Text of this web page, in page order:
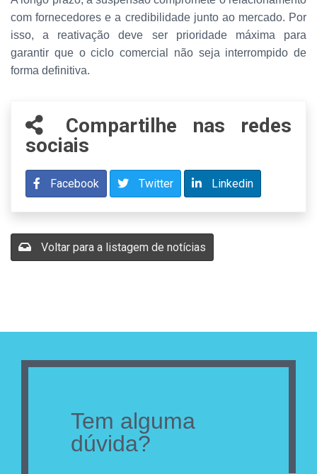
com fornecedores e a credibilidade junto ao mercado. Por
isso, a reativação deve ser prioridade máxima para
garantir que o ciclo comercial não seja interrompido de
forma definitiva.
Compartilhe nas redes
sociais
Facebook Twitter Linkedin
Voltar para a listagem de notícias
Tem alguma
dúvida?